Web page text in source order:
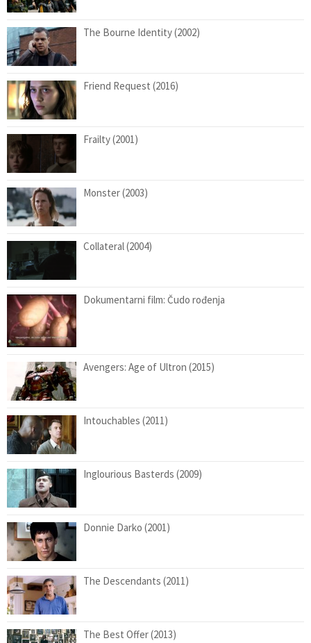
The Bourne Identity (2002)
Friend Request (2016)
Frailty (2001)
Monster (2003)
Collateral (2004)
Dokumentarni film: Čudo rođenja
Avengers: Age of Ultron (2015)
Intouchables (2011)
Inglourious Basterds (2009)
Donnie Darko (2001)
The Descendants (2011)
The Best Offer (2013)